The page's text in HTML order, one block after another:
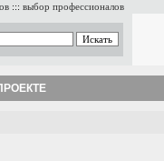
::: выбор профессионалов